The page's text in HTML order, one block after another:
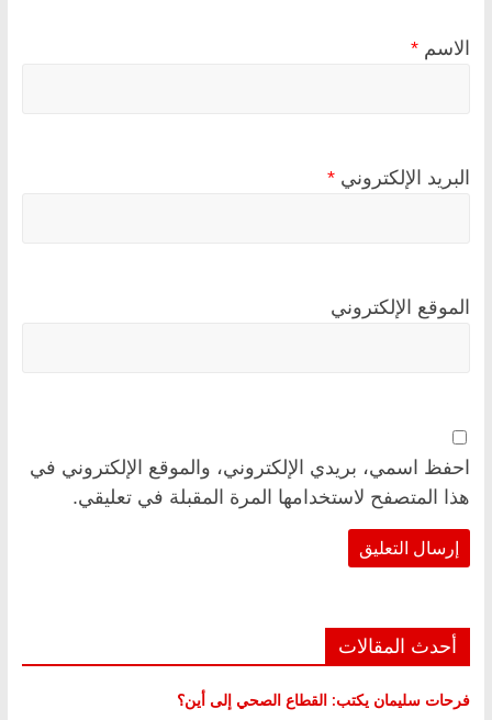
الاسم *
البريد الإلكتروني *
الموقع الإلكتروني
احفظ اسمي، بريدي الإلكتروني، والموقع الإلكتروني في
هذا المتصفح لاستخدامها المرة المقبلة في تعليقي.
أحدث المقالات
فرحات سليمان يكتب: القطاع الصحي إلى أين؟